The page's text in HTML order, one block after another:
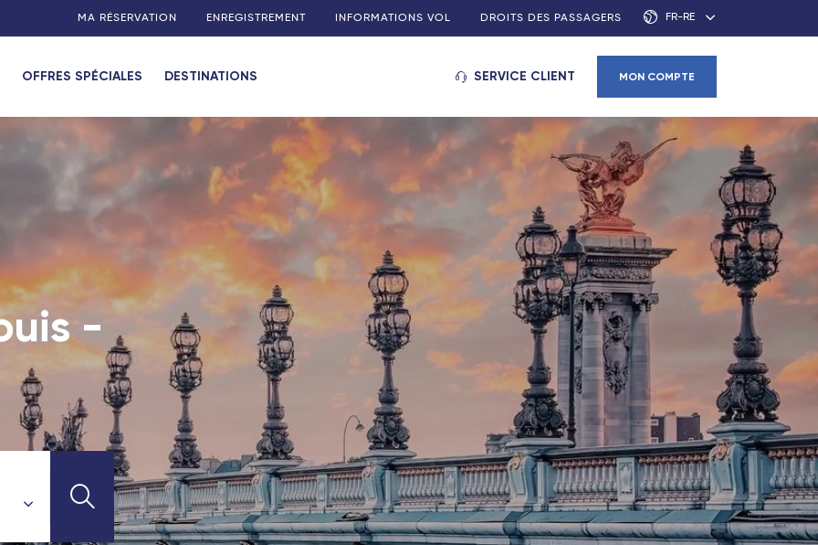
MA RÉSERVATION ENREGISTREMENT INFORMATIONS VOL DROITS DES PASSAGERS FR-RE
OFFRES SPÉCIALES DESTINATIONS SERVICE CLIENT MON COMPTE
-
DESTINATIONS
Connect
de France - TGV